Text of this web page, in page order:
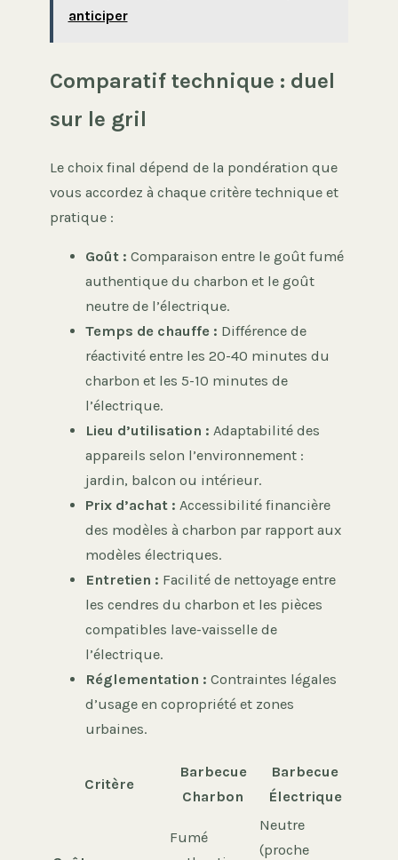
anticiper
Comparatif technique : duel
sur le gril
Le choix final dépend de la pondération que
vous accordez à chaque critère technique et
pratique :
Goût : Comparaison entre le goût fumé
authentique du charbon et le goût
neutre de l’électrique.
Temps de chauffe : Différence de
réactivité entre les 20-40 minutes du
charbon et les 5-10 minutes de
l’électrique.
Lieu d’utilisation : Adaptabilité des
appareils selon l’environnement :
jardin, balcon ou intérieur.
Prix d’achat : Accessibilité financière
des modèles à charbon par rapport aux
modèles électriques.
Entretien : Facilité de nettoyage entre
les cendres du charbon et les pièces
compatibles lave-vaisselle de
l’électrique.
Réglementation : Contraintes légales
d’usage en copropriété et zones
urbaines.
Critère
Barbecue
Charbon
Barbecue
Électrique
Fumé
Neutre
(proche